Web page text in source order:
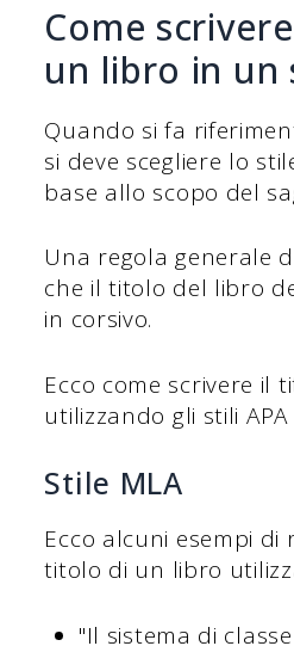
Come
un libro in un
Quando si fa
si deve scegliere lo
base allo scopo del
Una regola generale
che il titolo del libro
in corsivo.
Ecco come scrivere il
utilizzando gli stili APA
Stile MLA
Ecco alcuni esempi di
titolo di un libro
"Il sistema di